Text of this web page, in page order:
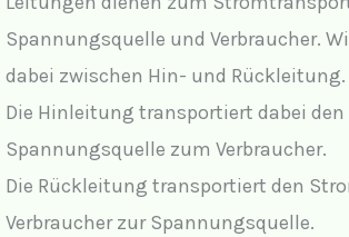
Spannungsquelle und Verbraucher.
dabei zwischen Hin- und Rückleitung.
Die Hinleitung transportiert dabei
Spannungsquelle zum Verbraucher.
Die Rückleitung transportiert den
Verbraucher zur Spannungsquelle.